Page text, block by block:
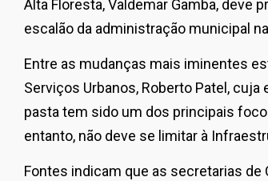
Alta Floresta, Valdemar Gamba, deve
escalão da administração municipal
Entre as mudanças mais iminentes
Serviços Urbanos, Roberto Patel,
pasta tem sido um dos principais
entanto, não deve se limitar à
Fontes indicam que as secretarias